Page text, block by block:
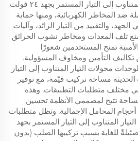
وحدات محولات التيار المتناوب إلى التيار المستمر بجهد ٢٤ فولت
ضد المخاطر الكهربائية، ومنها حماية
والتقييد من التيار الزائد، وآليات
تلف المعدات ومخاطر نشوب الحرائق
تمنح المستخدمين شعورًا
تكاليف التأمين ومخاوف المسؤولية.
محولات التيار المتناوب إلى التيار
بجهد ٢٤ فولت الحديثة مساحة تركيب قيّمة، مع توفير
مختلف متطلبات التطبيقات. وهذه
تتيح لمصممي الأنظمة تحسين
المحامل الإجمالية. وتظل متطلبات
المتناوب إلى التيار المستمر بجهد
ضئيلةً للغاية بسبب تركيبها الصلب (بدون